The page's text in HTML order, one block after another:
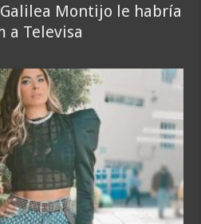
Galilea Montijo le habría
Televisa